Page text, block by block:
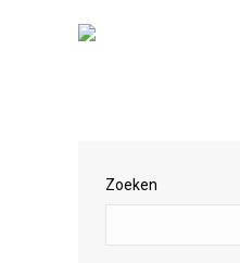
Zoeken